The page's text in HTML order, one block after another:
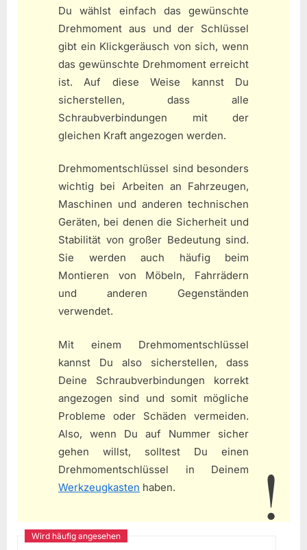
Du wählst einfach das gewünschte
Drehmoment aus und der Schlüssel
gibt ein Klickgeräusch von sich, wenn
das gewünschte Drehmoment erreicht
ist. Auf diese Weise kannst Du
sicherstellen, dass alle
Schraubverbindungen mit der
gleichen Kraft angezogen werden.
Drehmomentschlüssel sind besonders
wichtig bei Arbeiten an Fahrzeugen,
Maschinen und anderen technischen
Geräten, bei denen die Sicherheit und
Stabilität von großer Bedeutung sind.
Sie werden auch häufig beim
Montieren von Möbeln, Fahrrädern
und anderen Gegenständen
verwendet.
Mit einem Drehmomentschlüssel
kannst Du also sicherstellen, dass
Deine Schraubverbindungen korrekt
angezogen sind und somit mögliche
Probleme oder Schäden vermeiden.
Also, wenn Du auf Nummer sicher
gehen willst, solltest Du einen
Drehmomentschlüssel in Deinem
Werkzeugkasten haben.